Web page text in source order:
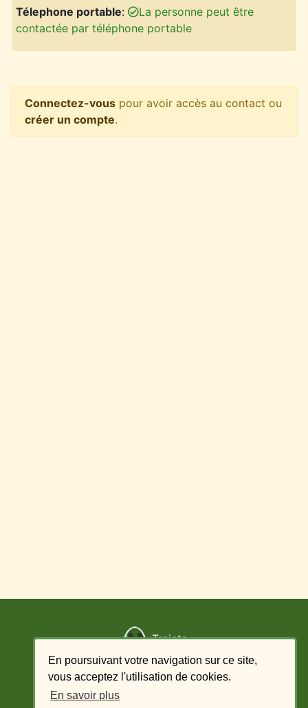
En poursuivant votre navigation sur ce site,
vous acceptez l'utilisation de cookies.
En savoir plus
Télephone portable:
La personne peut être
contactée par téléphone portable
Connectez-vous pour avoir accès au contact ou
créer un compte.
Trajets
Ajouter un trajet
Liste des offres - conducteur